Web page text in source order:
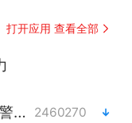
打开应用 查看全部
台风白海豚即将进入48小时警戒线 2460270